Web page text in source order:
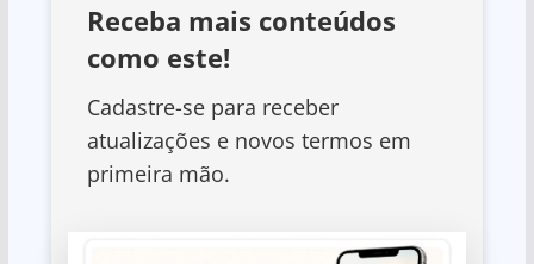
Receba mais conteúdos
como este!
Cadastre-se para receber
atualizações e novos termos em
primeira mão.